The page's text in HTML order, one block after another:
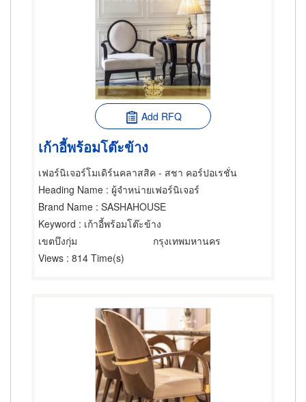
Add RFQ
เก้าอี้พร้อมโต๊ะข้าง
เฟอร์นิเจอร์โมเดิร์นคลาสสิค - สชา คอร์ปอเรชั่น
Heading Name : ผู้จำหน่ายเฟอร์นิเจอร์
Brand Name : SASHAHOUSE
Keyword : เก้าอี้พร้อมโต๊ะข้าง
เขตบึงกุ่ม
กรุงเทพมหานคร
Views : 814 Time(s)